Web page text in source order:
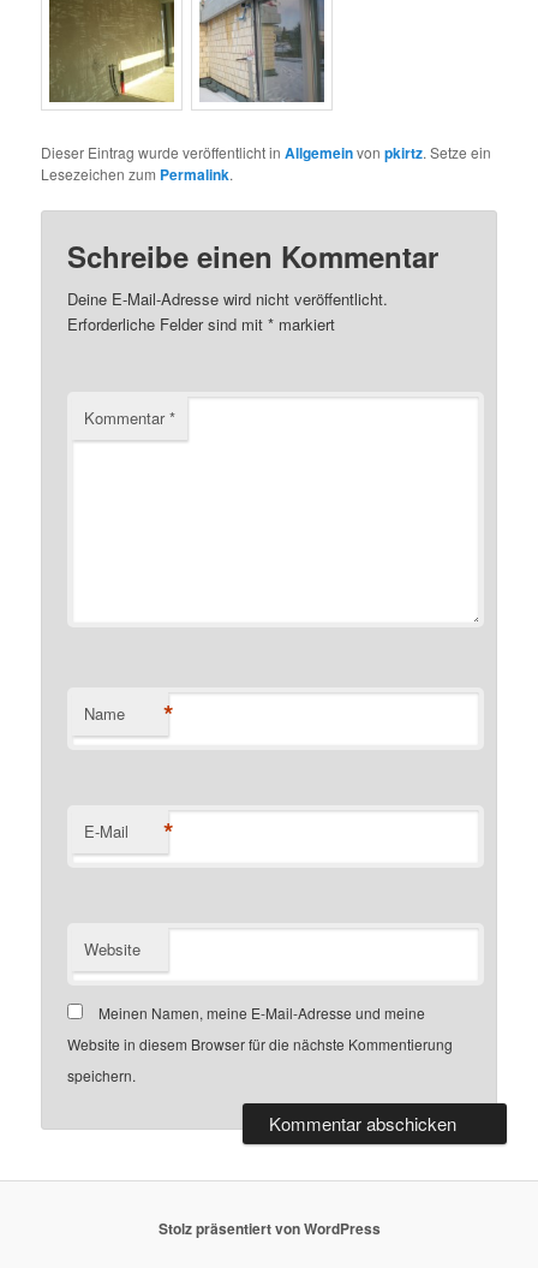
Dieser Eintrag wurde veröffentlicht inAllgemeinvonpkirtz. Setze ein
Lesezeichen zum Permalink.
Schreibe einen Kommentar
Deine E-Mail-Adresse wird nicht veröffentlicht.
Erforderliche Felder sind mit* markiert
Kommentar*
Name *
E-Mail *
Website
Meinen Namen, meine E-Mail-Adresse und meine
Website in diesem Browser für die nächste Kommentierung
speichern.
Stolz präsentiert von WordPress